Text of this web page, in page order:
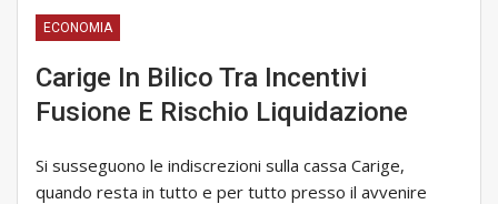
ECONOMIA
Carige In Bilico Tra Incentivi
Fusione E Rischio Liquidazione
Si susseguono le indiscrezioni sulla cassa Carige,
quando resta in tutto e per tutto presso il avvenire